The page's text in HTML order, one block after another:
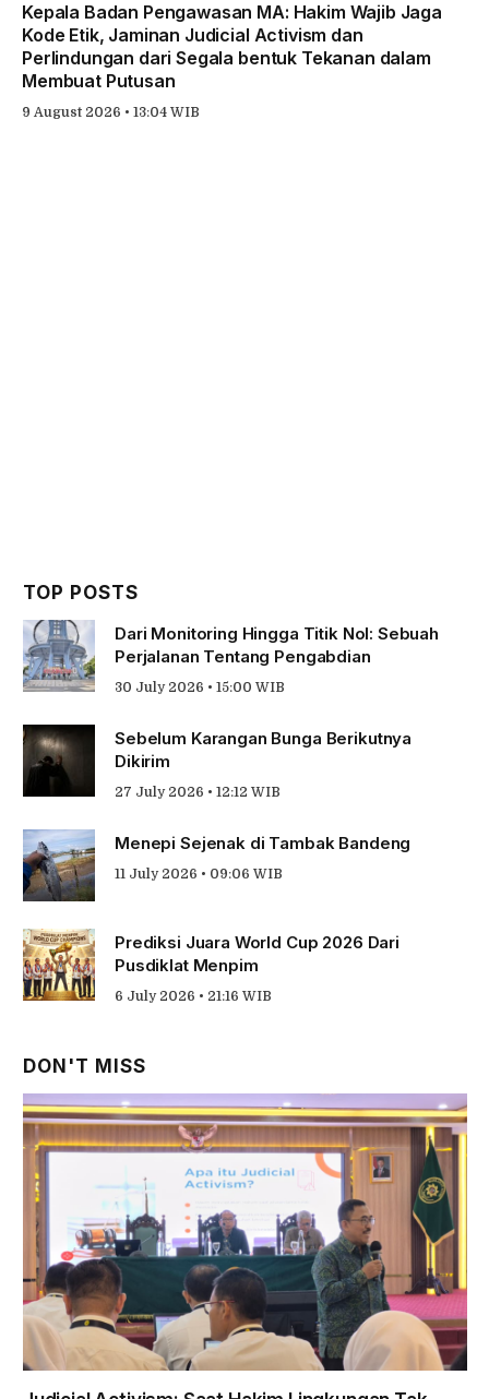
Kepala Badan Pengawasan MA: Hakim Wajib Jaga
Kode Etik, Jaminan Judicial Activism dan
Perlindungan dari Segala bentuk Tekanan dalam
Membuat Putusan
9 August 2026 • 13:04 WIB
TOP POSTS
Dari Monitoring Hingga Titik Nol: Sebuah
30 July 2026 • 15:00 WIB
27 July 2026 • 12:12 WIB
Menepi Sejenak di Tambak Bandeng
Prediksi Juara World Cup 2026 Dari
Pusdiklat Menpim
6 July 2026 • 21:16 WIB
DON'T MISS